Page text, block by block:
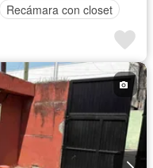
Recámara con closet